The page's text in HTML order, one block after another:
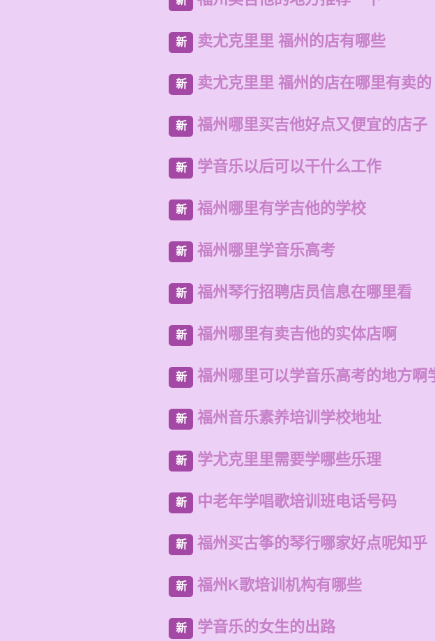
新 卖尤克里里 福州的店有哪些
新 卖尤克里里 福州的店在哪里有卖的
新 福州哪里买吉他好点又便宜的店子
新 学音乐以后可以干什么工作
新 福州哪里有学吉他的学校
新 福州哪里学音乐高考
新 福州琴行招聘店员信息在哪里看
新 福州哪里有卖吉他的实体店啊
新 福州哪里可以学音乐高考的地方啊
新 福州音乐素养培训学校地址
新 学尤克里里需要学哪些乐理
新 中老年学唱歌培训班电话号码
新 福州买古筝的琴行哪家好点呢知乎
新 福州K歌培训机构有哪些
新 学音乐的女生的出路